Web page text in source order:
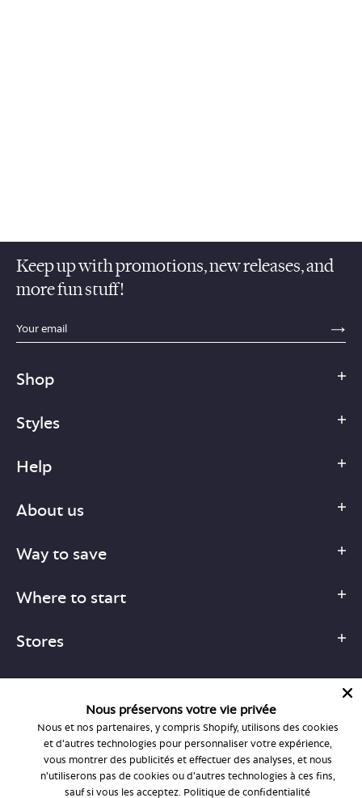
Keep up with promotions, new releases, and
more fun stuff!
sections.footer.email_field_ada_label
Shop
Styles
Help
About us
Way to save
Where to start
Stores
1-877-755-6659
support@bonlook.com
Nous préservons votre vie privée
Nous et nos partenaires, y compris Shopify, utilisons des cookies
et d'autres technologies pour personnaliser votre expérience,
vous montrer des publicités et effectuer des analyses, et nous
n'utiliserons pas de cookies ou d'autres technologies à ces fins,
sauf si vous les acceptez. Politique de confidentialité